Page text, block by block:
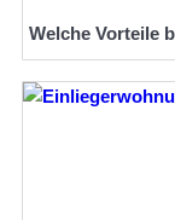
Welche Vorteile